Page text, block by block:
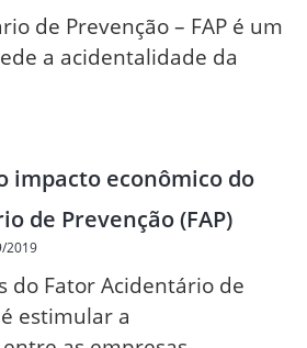
de Prevenção – FAP é um
a acidentalidade da
impacto econômico do
de Prevenção (FAP)
2019
do Fator Acidentário de
estimular a